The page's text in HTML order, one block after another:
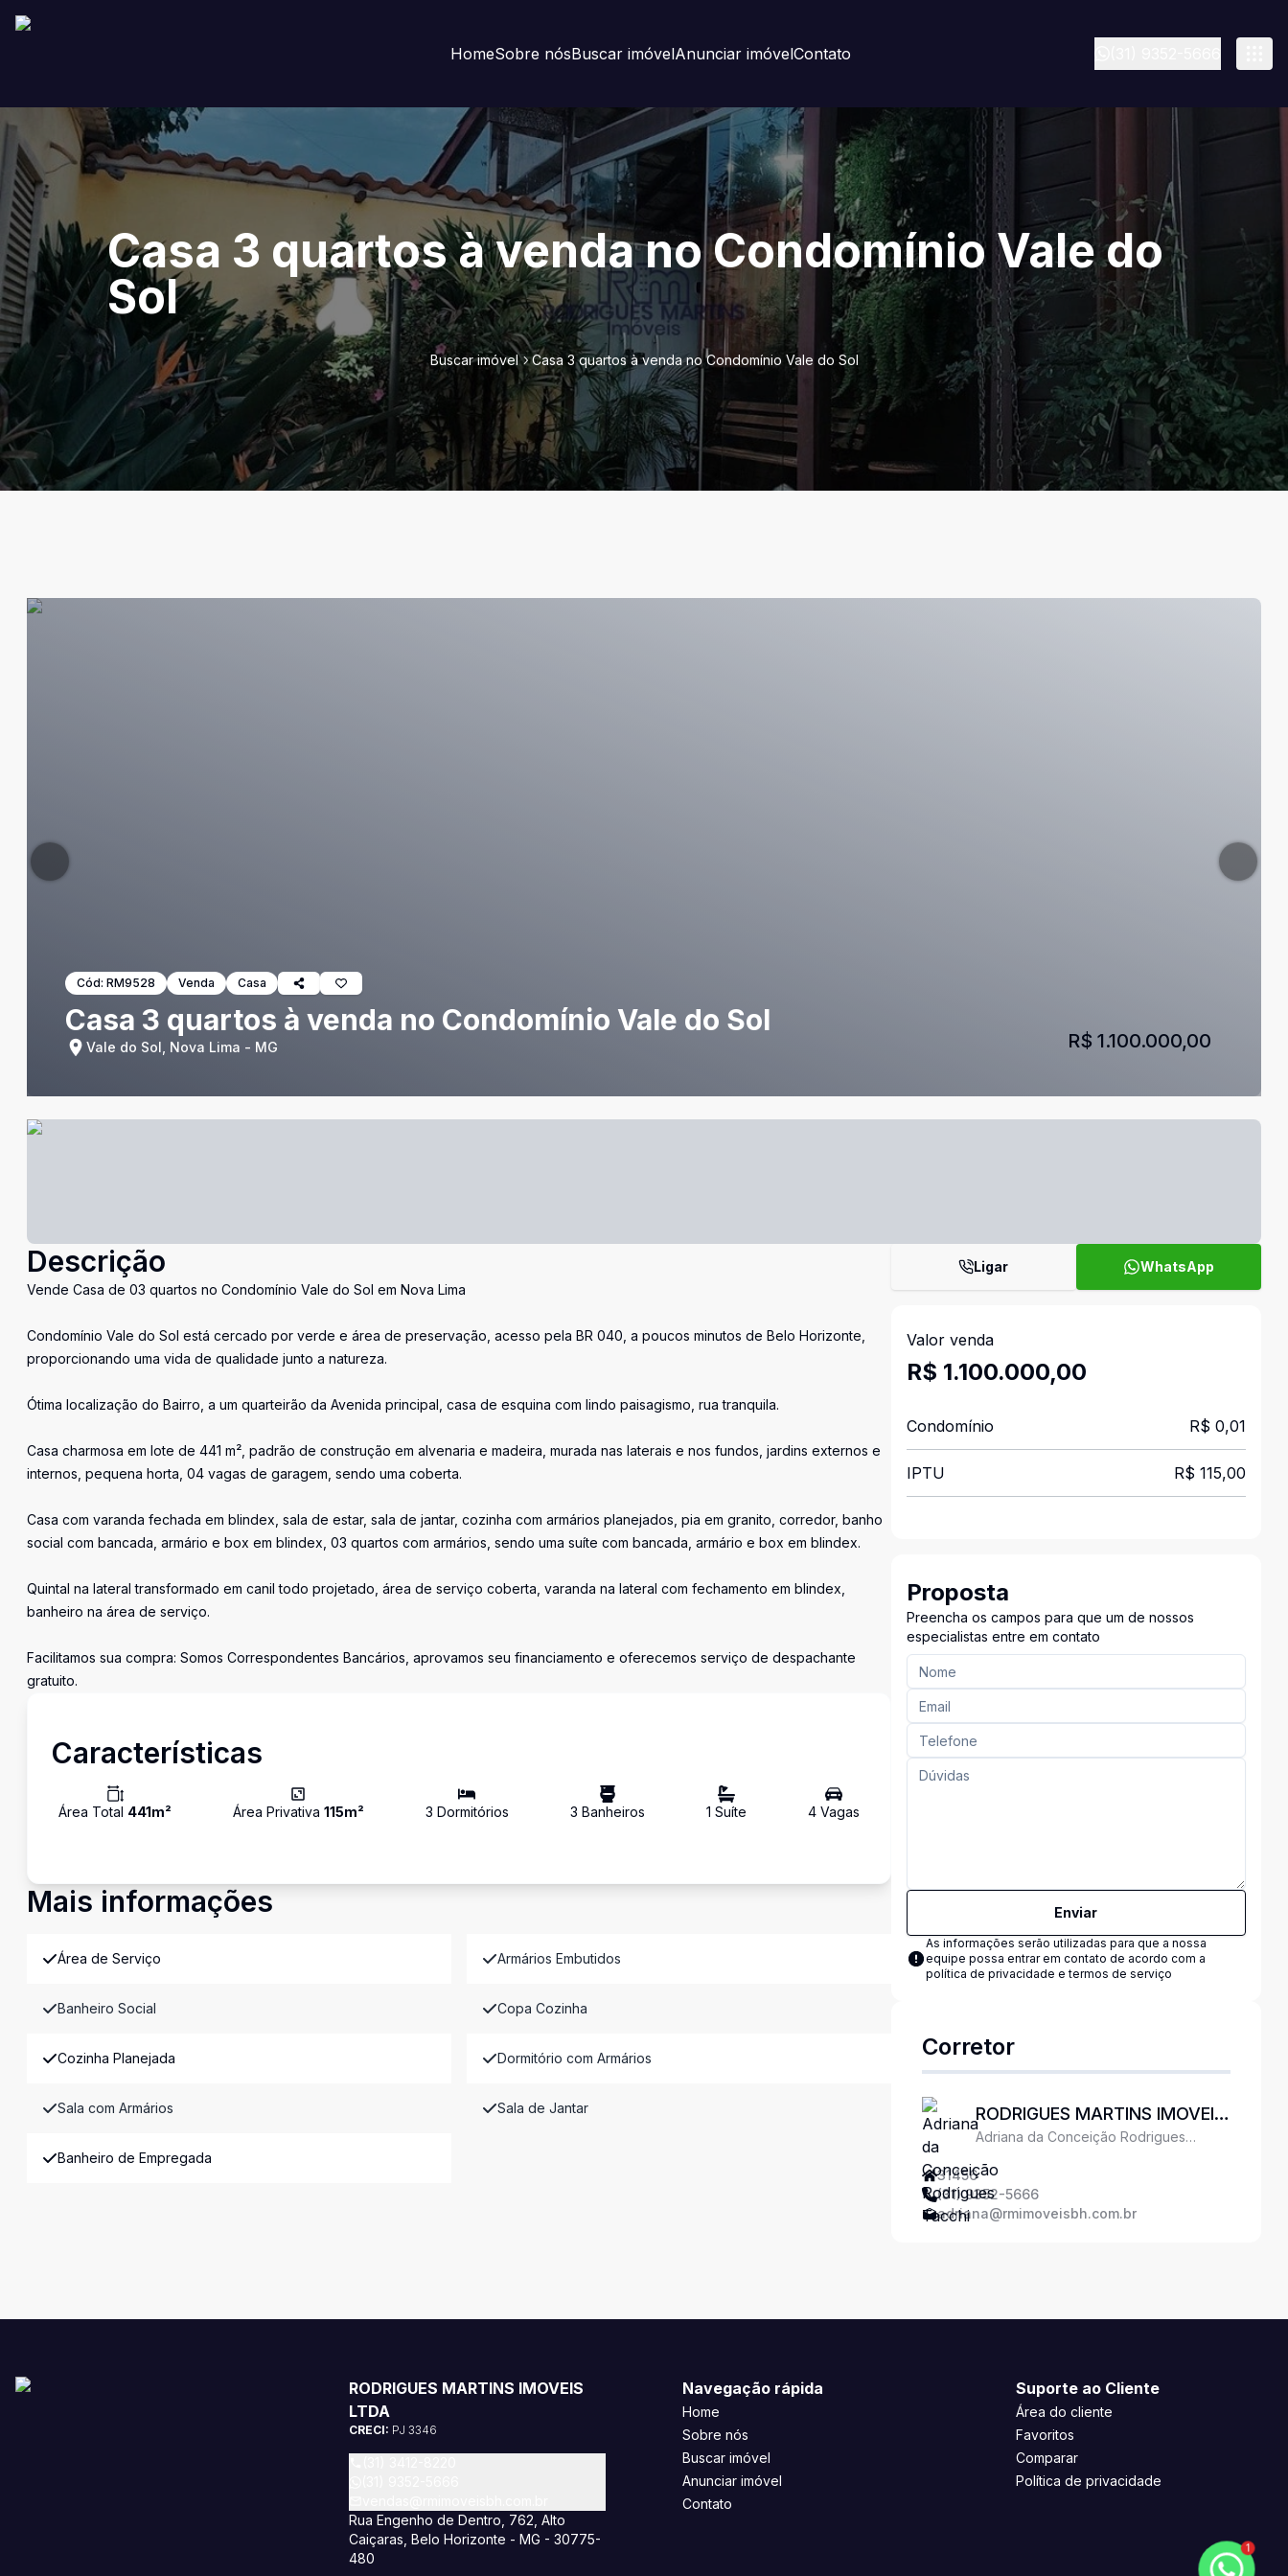
HomeSobre nósBuscar imóvelAnunciar imóvelContato
Casa 3 quartos à venda no Condomínio Vale do
Sol
Buscar imóvel Casa 3 quartos à venda no Condomínio Vale do Sol
Cód: RM9528 Venda Casa
Casa 3 quartos à venda no Condomínio Vale do Sol
Vale do Sol, Nova Lima - MG R$ 1.100.000,00
Descrição
Vende Casa de 03 quartos no Condomínio Vale do Sol em Nova Lima
Condomínio Vale do Sol está cercado por verde e área de preservação, acesso pela BR 040, a poucos minutos de Belo Horizonte,
proporcionando uma vida de qualidade junto a natureza.
Ótima localização do Bairro, a um quarteirão da Avenida principal, casa de esquina com lindo paisagismo, rua tranquila.
Casa charmosa em lote de 441 m², padrão de construção em alvenaria e madeira, murada nas laterais e nos fundos, jardins externos e
internos, pequena horta, 04 vagas de garagem, sendo uma coberta.
Casa com varanda fechada em blindex, sala de estar, sala de jantar, cozinha com armários planejados, pia em granito, corredor, banho
social com bancada, armário e box em blindex, 03 quartos com armários, sendo uma suíte com bancada, armário e box em blindex.
Quintal na lateral transformado em canil todo projetado, área de serviço coberta, varanda na lateral com fechamento em blindex,
banheiro na área de serviço.
Facilitamos sua compra: Somos Correspondentes Bancários, aprovamos seu financiamento e oferecemos serviço de despachante
gratuito.
Características
Área Total 441m² Área Privativa 115m² 3 Dormitórios 3 Banheiros 1 Suíte 4Vagas
Mais informações
Área de Serviço Armários Embutidos
Banheiro Social Copa Cozinha
Cozinha Planejada Dormitório com Armários
Sala com Armários Sala de Jantar
Banheiro de Empregada
Ligar WhatsApp
Valor venda
R$ 1.100.000,00
Condomínio R$ 0,01
IPTU R$ 115,00
Proposta
Preencha os campos para que um de nossos
especialistas entre em contato
Enviar
As informações serão utilizadas para que a nossa
equipe possa entrar em contato de acordo com a
política de privacidade e termos de serviço
Corretor
RODRIGUES MARTINS IMOVEIS
LTDA
Adriana da Conceição Rodrigues
31456
(31) 9352-5666
adriana@rmimoveisbh.com.br
RODRIGUES MARTINS IMOVEIS
LTDA
CRECI: PJ 3346
Rua Engenho de Dentro, 762, Alto
Caiçaras, Belo Horizonte - MG - 30775-
480
Navegação rápida
Home
Sobre nós
Buscar imóvel
Anunciar imóvel
Contato
Suporte ao Cliente
Área do cliente
Favoritos
Comparar
Política de privacidade
1